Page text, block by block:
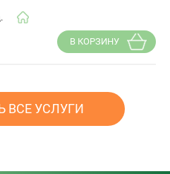
В КОРЗИНУ
ВСЕ УСЛУГИ